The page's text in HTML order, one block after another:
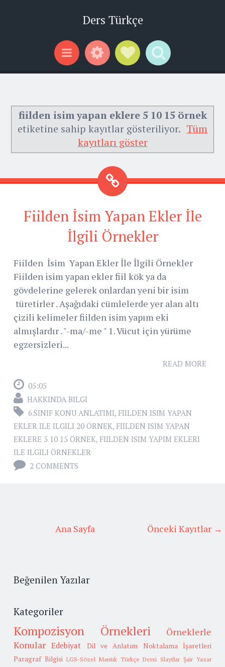
Ders Türkçe
Menu WidgetsSocial Links
Search
fiilden isim yapan eklere 5 10 15 örnek
etiketine sahip kayıtlar gösteriliyor. Tüm
kayıtları göster
Fiilden İsim Yapan Ekler İle
İlgili Örnekler
Fiilden İsim Yapan Ekler İle İlgili Örnekler
Fiilden isim yapan ekler fiil kök ya da
gövdelerine gelerek onlardan yeni bir isim
türetirler . Aşağıdaki cümlelerde yer alan altı
çizili kelimeler fiilden isim yapım eki
almışlardır . "-ma/-me " 1. Vücut için yürüme
egzersizleri...
READ MORE
05:05
HAKKINDA BILGI
6.SINIF KONU ANLATIMI, FIILDEN ISIM YAPAN
EKLER ILE ILGILI 20 ÖRNEK, FIILDEN ISIM YAPAN
EKLERE 5 10 15 ÖRNEK, FIILDEN ISIM YAPIM EKLERI
ILE ILGILI ÖRNEKLER
2 COMMENTS
Önceki Kayıtlar →
Ana Sayfa
Beğenilen Yazılar
Kategoriler
Kompozisyon Örnekleri
Örneklerle
Konular Edebiyat Dil ve Anlatım
Noktalama İşaretleri
Paragraf Bilgisi LGS-Sözel Mantık Türkçe Dersi Slaytlar Şair Yazar